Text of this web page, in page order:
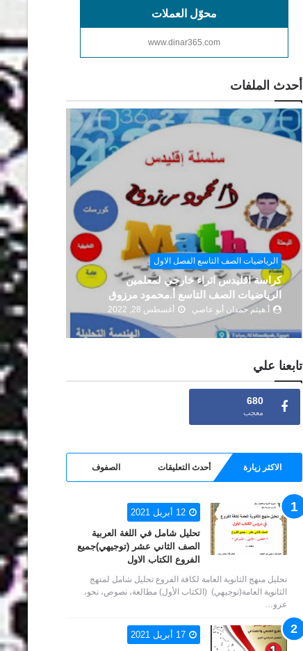
محوّل العملات
www.dinar365.com
أحدث الملفات
الرياضيات الصف العاشر الفصل الثاني
أ.هيثم حمدان أبو عاصي
إبريل 21, 2022
2022
أ.هيثم
تابعنا علي
680
معجب
الاكثر زيارة أحدث التعليقات الصفوف
12 أبريل 2021
تحليل شامل في اللغة العربية
الصف الثاني عشر (توجيهي)جميع
الفروع الكتاب الاول
تحليل منهج الثانوية العامة لكافة الفروع تحليل شامل لمنهج
الثانوية العامة(توجيهي) (الكتاب الأول) مطالعة، نصوص، نحو،
عرو…
17 أبريل 2021